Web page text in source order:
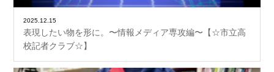
2025.12.15
表現したい物を形に。〜情報メディア専攻編〜【☆市立高
校記者クラブ☆】